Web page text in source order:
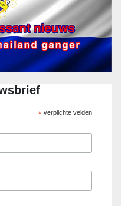
*verplichte velden